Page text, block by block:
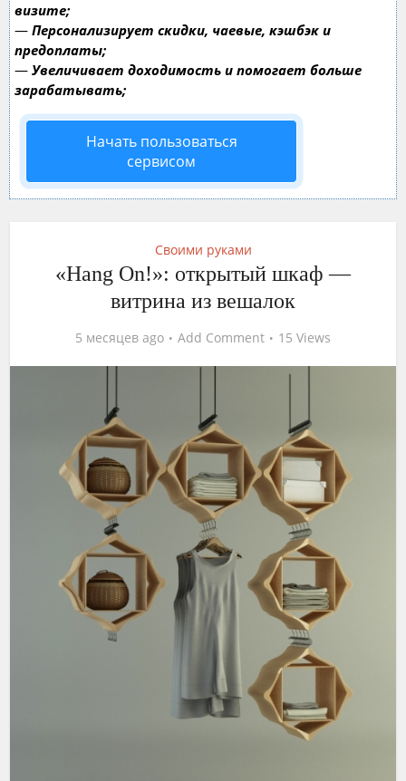
визите;
— Персонализирует скидки, чаевые, кэшбэк и
предоплаты;
— Увеличивает доходимость и помогает больше
зарабатывать;
Начать пользоваться
сервисом
Своими руками
«Hang On!»: открытый шкаф —
витрина из вешалок
5 месяцев ago Add Comment 15 Views